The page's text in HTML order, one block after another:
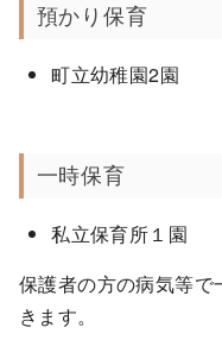
預かり保育
町立幼稚園2園
一時保育
私立保育所１園
保護者の方の病気等で
きます。